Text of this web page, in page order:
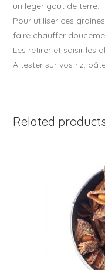
un léger goût de terre.
Pour utiliser ces
faire chauffer
Les retirer et saisir les
A tester sur vos riz,
Related